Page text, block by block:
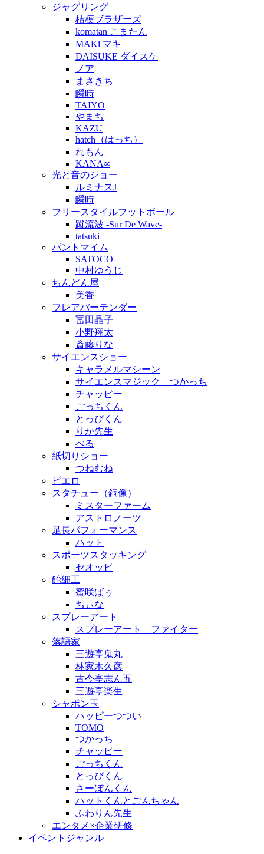
ジャグリング
桔梗ブラザーズ
komatan こまたん
MAKi マキ
DAISUKE ダイスケ
ノア
まさきち
瞬時
TAIYO
やまち
KAZU
hatch（はっち）
れもん
KANA∞
光と音のショー
ルミナスJ
瞬時
フリースタイルフットボール
蹴流波 -Sur De Wave-
tatsuki
パントマイム
SATOCO
中村ゆうじ
ちんどん屋
美香
フレアバーテンダー
冨田晶子
小野翔太
斎藤りな
サイエンスショー
キャラメルマシーン
サイエンスマジック つかっち
チャッピー
ごっちくん
とっぴくん
りか先生
ぺる
紙切りショー
つねむね
ピエロ
スタチュー（銅像）
ミスターファーム
アストロノーツ
足長パフォーマンス
ハット
スポーツスタッキング
セオッピ
飴細工
蜜咲ばぅ
ちぃな
スプレーアート
スプレーアート ファイター
落語家
三遊亭鬼丸
林家木久彦
古今亭志ん五
三遊亭楽生
シャボン玉
ハッピーつつい
TOMO
つかっち
チャッピー
ごっちくん
とっぴくん
さーぼんくん
ハットくんとごんちゃん
ふわりん先生
エンタメ×企業研修
イベントジャンル